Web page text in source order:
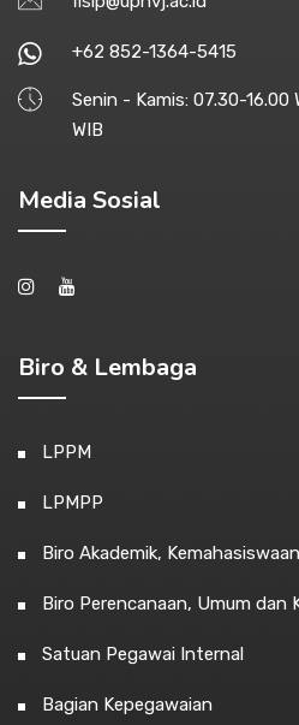
+62 852-1364-5415
Senin - Kamis: 07.30-16.00
WIB
Media Sosial
Biro & Lembaga
LPPM
LPMPP
Biro Akademik,
Biro Perencanaan, Umum dan
Satuan Pegawai Internal
Bagian Kepegawaian